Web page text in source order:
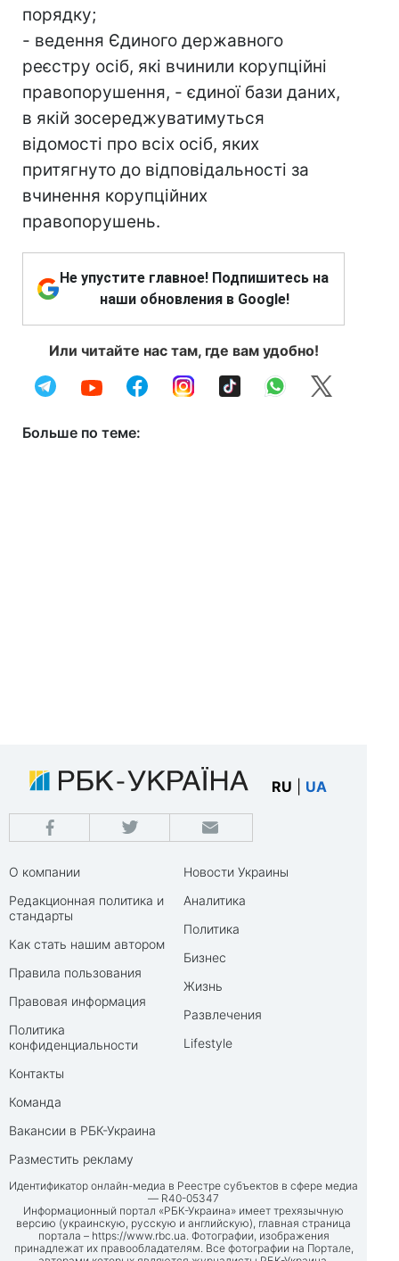
порядку;
- ведення Єдиного державного
реєстру осіб, які вчинили корупційні
правопорушення, - єдиної бази даних,
в якій зосереджуватимуться
відомості про всіх осіб, яких
притягнуто до відповідальності за
вчинення корупційних
правопорушень.
Не упустите главное! Подпишитесь на
наши обновления в Google!
Или читайте нас там, где вам удобно!
Больше по теме:
RU UA
О компании
Редакционная политика и
стандарты
Как стать нашим автором
Правила пользования
Правовая информация
Политика
конфиденциальности
Контакты
Команда
Вакансии в РБК-Украина
Разместить рекламу
Новости Украины
Аналитика
Политика
Бизнес
Жизнь
Развлечения
Lifestyle
Идентификатор онлайн-медиа в Реестре субъектов в сфере медиа
— R40-05347
Информационный портал «РБК-Украина» имеет трехязычную
версию (украинскую, русскую и английскую), главная страница
портала – https://www.rbc.ua. Фотографии, изображения
принадлежат их правообладателям. Все фотографии на Портале,